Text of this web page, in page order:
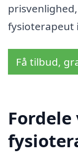
fysioterapeut
Få tilbud,